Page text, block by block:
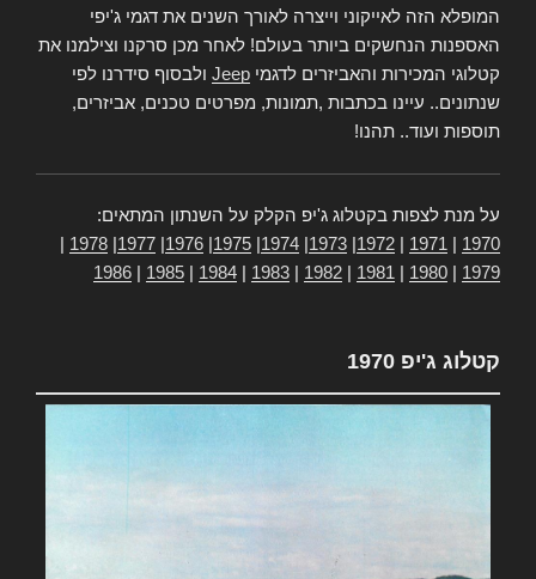
המופלא הזה לאייקוני וייצרה לאורך השנים את דגמי ג'יפי
האספנות הנחשקים ביותר בעולם! לאחר מכן סרקנו וצילמנו את
קטלוגי המכירות והאביזרים לדגמי Jeep ולבסוף סידרנו לפי
שנתונים.. עיינו בכתבות ,תמונות, מפרטים טכנים, אביזרים,
תוספות ועוד.. תהנו!
על מנת לצפות בקטלוג ג'יפ הקלק על השנתון המתאים:
1970
1971
1972
1973
1974
1975
1976
1977
1978
1979
1980
1981
1982
1983
1984
1985
1986
קטלוג ג'יפ 1970